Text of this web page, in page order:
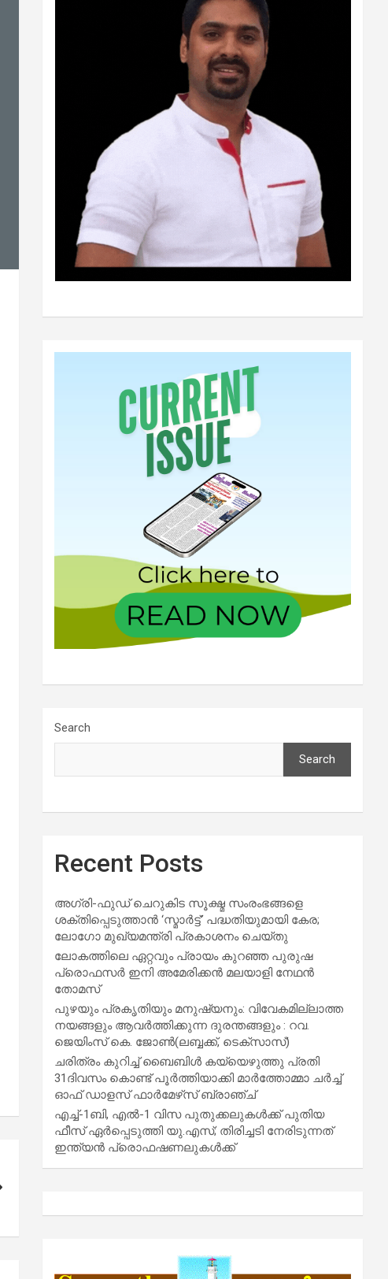
Search
Search
Recent Posts
അഗ്രി-ഫുഡ് ചെറുകിട സൂക്ഷ്മ സംരംഭങ്ങളെ
ശക്തിപ്പെടുത്താന്‍ ‘സ്മാര്‍ട്ട്’ പദ്ധതിയുമായി കേര;
ലോഗോ മുഖ്യമന്ത്രി പ്രകാശനം ചെയ്തു
ലോകത്തിലെ ഏറ്റവും പ്രായം കുറഞ്ഞ പുരുഷ
പ്രൊഫസർ ഇനി അമേരിക്കൻ മലയാളി നേഥൻ
തോമസ്
പുഴയും പ്രകൃതിയും മനുഷ്യനും: വിവേകമില്ലാത്ത
നയങ്ങളും ആവർത്തിക്കുന്ന ദുരന്തങ്ങളും : റവ.
ജെയിംസ് കെ. ജോൺ(ലബ്ബക്ക്, ടെക്സാസ്)
ചരിത്രം കുറിച്ച് ബൈബിൾ കയ്യെഴുത്തു പ്രതി
31ദിവസം കൊണ്ട് പൂർത്തിയാക്കി മാർത്തോമ്മാ ചർച്ച്
ഓഫ് ഡാളസ് ഫാർമേഴ്‌സ് ബ്രാഞ്ച്
എച്ച്-1ബി, എൽ-1 വിസ പുതുക്കലുകൾക്ക് പുതിയ
ഫീസ് ഏർപ്പെടുത്തി യു.എസ്; തിരിച്ചടി നേരിടുന്നത്
ഇന്ത്യൻ പ്രൊഫഷണലുകൾക്ക്